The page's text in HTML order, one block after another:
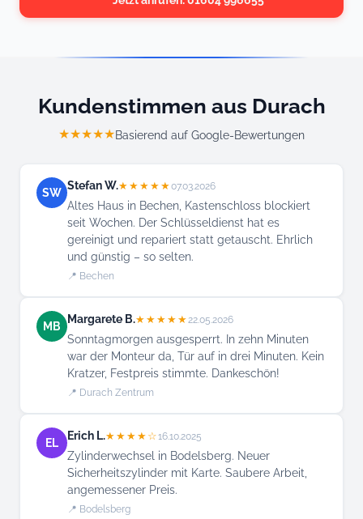
Kundenstimmen aus Durach
★★★★★Basierend auf Google-Bewertungen
SW
Stefan W.★★★★★07.03.2026
Altes Haus in Bechen, Kastenschloss blockiert
seit Wochen. Der Schlüsseldienst hat es
gereinigt und repariert statt getauscht. Ehrlich
und günstig – so selten.
📍 Bechen
MB
Margarete B.★★★★★22.05.2026
Sonntagmorgen ausgesperrt. In zehn Minuten
war der Monteur da, Tür auf in drei Minuten. Kein
Kratzer, Festpreis stimmte. Dankeschön!
📍 Durach Zentrum
EL
Erich L.★★★★☆16.10.2025
Zylinderwechsel in Bodelsberg. Neuer
Sicherheitszylinder mit Karte. Saubere Arbeit,
angemessener Preis.
📍 Bodelsberg